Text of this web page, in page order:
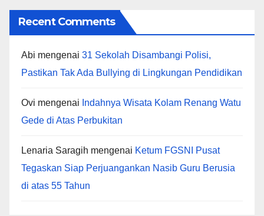
Recent Comments
Abi mengenai 31 Sekolah Disambangi Polisi,
Pastikan Tak Ada Bullying di Lingkungan Pendidikan
Ovi mengenai Indahnya Wisata Kolam Renang Watu
Gede di Atas Perbukitan
Lenaria Saragih mengenai Ketum FGSNI Pusat
Tegaskan Siap Perjuangankan Nasib Guru Berusia
di atas 55 Tahun